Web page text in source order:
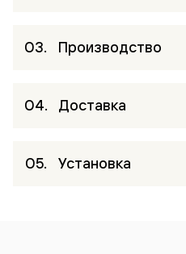
Производство
Доставка
Установка